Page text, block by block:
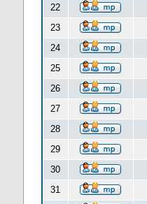
22
23
24
25
26
27
28
29
30
31